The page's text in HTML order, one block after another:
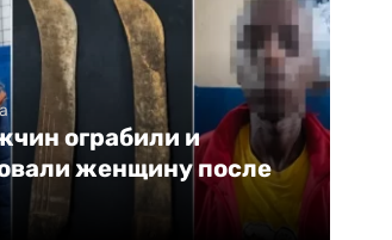
ограбили и
женщину после